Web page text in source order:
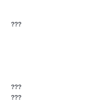
???
???
???